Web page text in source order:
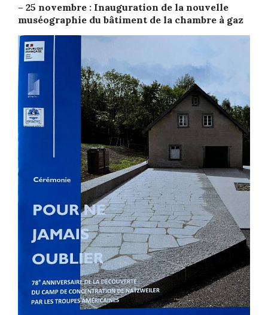
– 25 novembre : Inauguration de la nouvelle
muséographie du bâtiment de la chambre à gaz